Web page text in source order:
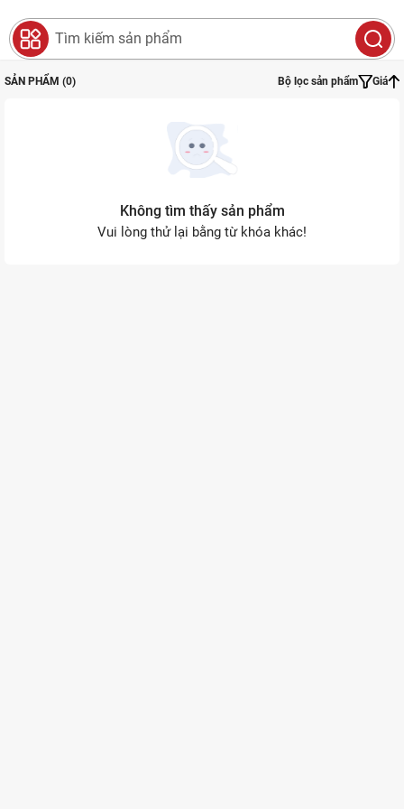
SẢN PHẨM (0) Bộ lọc sản phẩm Giá
Không tìm thấy sản phẩm
Vui lòng thử lại bằng từ khóa khác!